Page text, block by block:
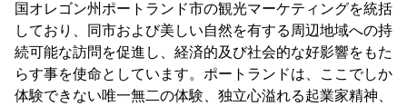
国オレゴン州ポートランド市の観光マーケティングを統括
しており、同市および美しい自然を有する周辺地域への持
続可能な訪問を促進し、経済的及び社会的な好影響をもた
らす事を使命としています。ポートランドは、ここでしか
体験できない唯一無二の体験、独立心溢れる起業家精神、